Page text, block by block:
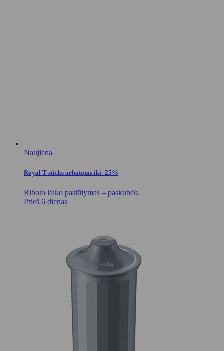
Naujiena
Royal T-sticks arbatoms iki -25%
Riboto laiko pasiūlymas – paskubėk.
Prieš 6 dienas